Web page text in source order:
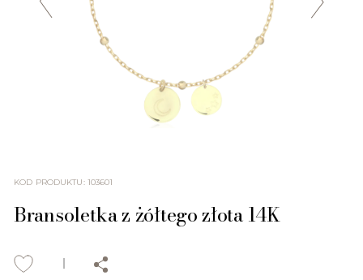
KOD PRODUKTU: 103601
Bransoletka z żółtego złota 14K